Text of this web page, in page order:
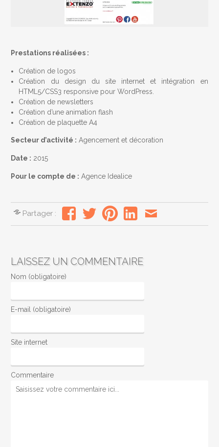
Prestations réalisées :
Création de logos
Création du design du site internet et intégration en
HTML5/CSS3 responsive pour WordPress.
Création de newsletters
Création d’une animation flash
Création de plaquette A4
Secteur d’activité : Agencement et décoration
Date : 2015
Pour le compte de : Agence Idealice
Partager :
LAISSEZ UN COMMENTAIRE
Nom (obligatoire)
E-mail (obligatoire)
Site internet
Commentaire